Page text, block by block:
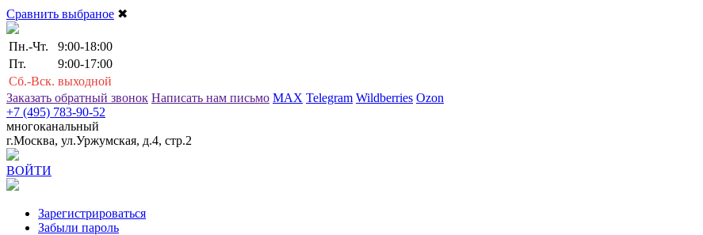
Сравнить выбраное ✖
Пн.-Чт.
9:00-18:00
Пт.
9:00-17:00
Сб.-Вск. выходной
Заказать обратный звонок Написать нам письмо MAX Telegram Wildberries Ozon
+7 (495) 783-90-52
многоканальный
г.Москва, ул.Уржумская, д.4, стр.2
ВОЙТИ
Зарегистрироваться
Забыли пароль